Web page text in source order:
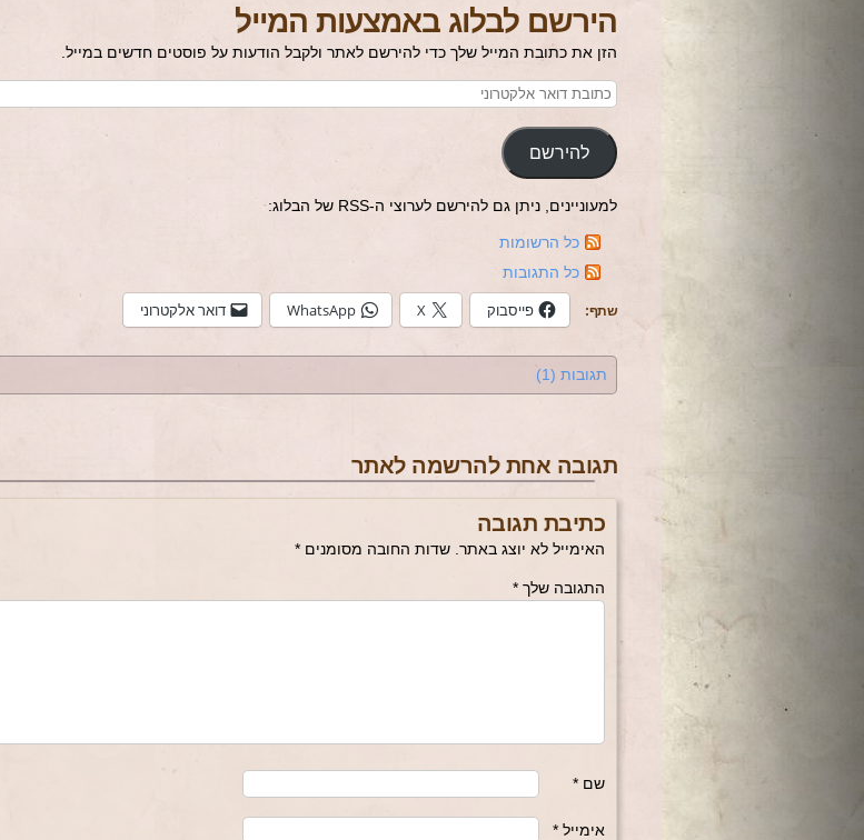
הירשם לבלוג באמצעות המייל
הזן את כתובת המייל שלך כדי להירשם לאתר ולקבל הודעות על פוסטים חדשים במייל.
להירשם
למעוניינים, ניתן גם להירשם לערוצי ה-RSS של הבלוג:
כל הרשומות
כל התגובות
שתף: פייסבוק X
WhatsApp דואר אלקטרוני
תגובות (1)
תגובה אחת להרשמה לאתר
כתיבת תגובה
האימייל לא יוצג באתר. שדות החובה מסומנים *
התגובה שלך *
שם *
אימייל *